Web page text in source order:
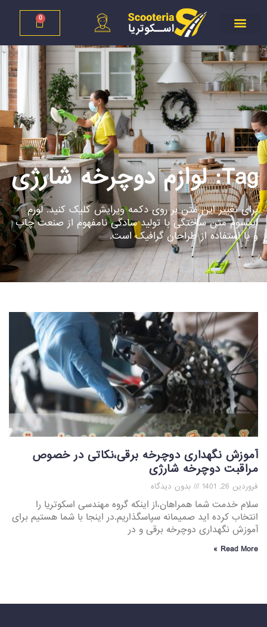
0
Tag: لوازم دوچرخه شارژی
برای تغییر این متن بر روی دکمه ویرایش کلیک کنید. لورم
ایپسوم متن ساختگی با تولید سادگی نامفهوم از صنعت چاپ
و با استفاده از طراحان گرافیک است.
آموزش نگهداری دوچرخه برقی،نکاتی در خصوص
مراقبت دوچرخه شارژی
فروردین 26, 1401 بدون دیدگاه
سلام خدمت شما همراهان،از اینکه گروه مهندسی اسکوتریا را
انتخاب کرده اید صمیمانه سپاسگذاریم.در اینجا با شما هستیم برای
آموزش نگهداری دوچرخه برقی و در
Read More »